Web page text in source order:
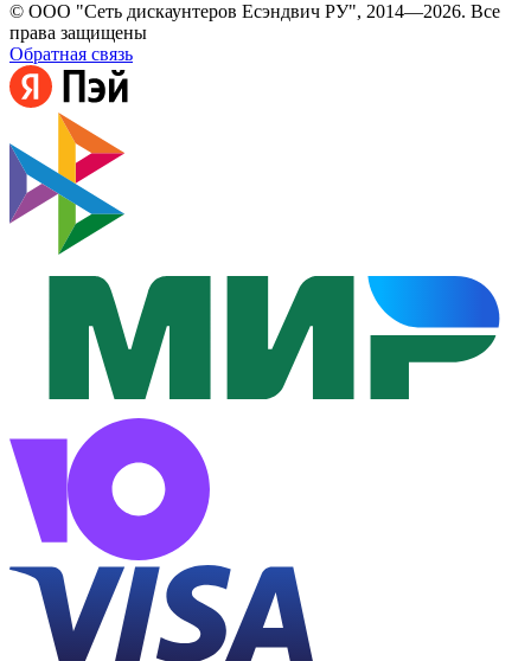
© ООО "Сеть дискаунтеров Есэндвич РУ", 2014—2026. Все
права защищены
Обратная связь